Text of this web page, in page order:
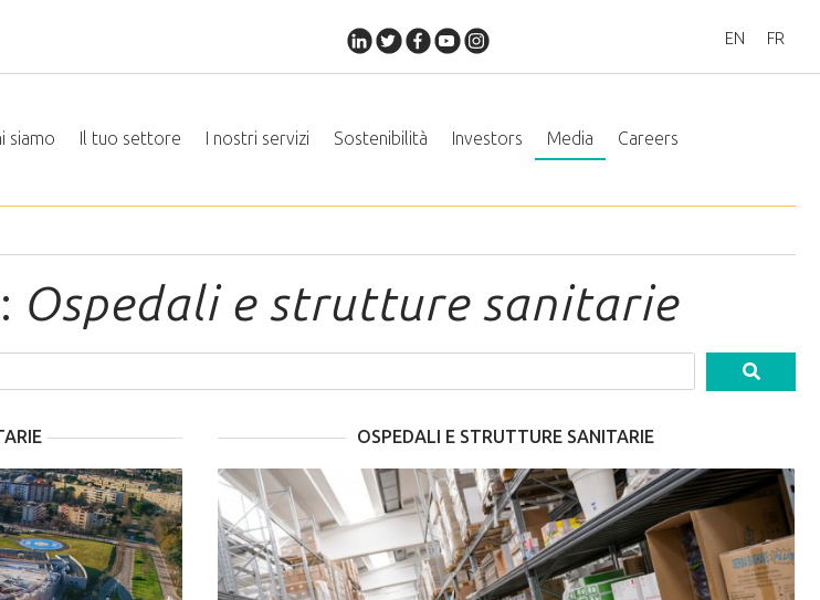
EN FR
siamo Il tuo settore I nostri servizi Sostenibilità Investors Media Careers
Ospedali e strutture sanitarie
OSPEDALI E STRUTTURE SANITARIE